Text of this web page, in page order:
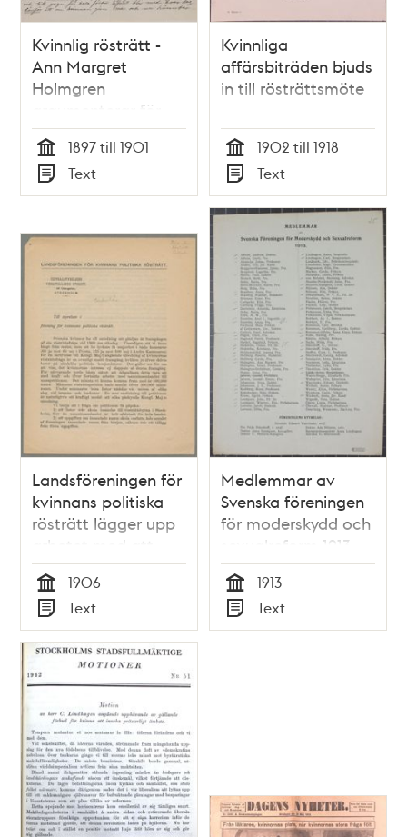
Kvinnlig rösträtt -
Ann Margret
Holmgren
argumenterar för
kvinnors rösträtt i
brev till Carl
Lindhagen
Tid
1897 till 1901
Typ
Text
Kvinnliga
affärsbiträden bjuds
in till rösträttsmöte
Tid
1902 till 1918
Typ
Text
Landsföreningen för
kvinnans politiska
rösträtt lägger upp
arbetet med att
samla in
namnunderskrifter i
syfte att skynda på
utredningen om
kvinnlig rösträtt
Tid
1906
Typ
Text
Medlemmar av
Svenska föreningen
för moderskydd och
sexualreform 1913
Tid
1913
Typ
Text